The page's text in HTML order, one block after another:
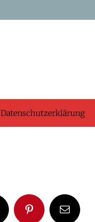
PinterestE-
Datenschutzerklärung